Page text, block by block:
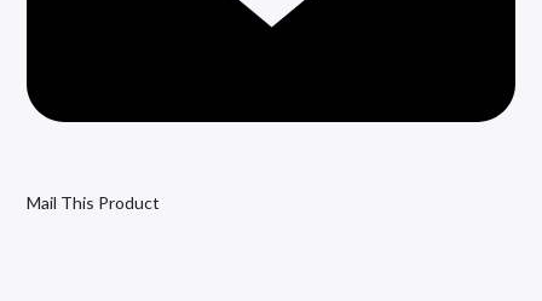
Mail This Product